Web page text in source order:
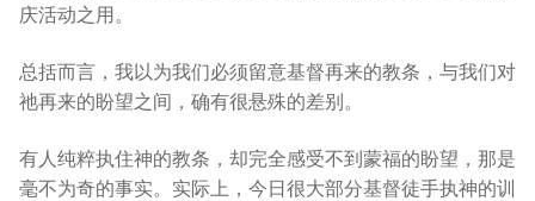
庆活动之用。
总括而言，我以为我们必须留意基督再来的教条，与我们对
祂再来的盼望之间，确有很悬殊的差别。
有人纯粹执住神的教条，却完全感受不到蒙福的盼望，那是
毫不为奇的事实。实际上，今日很大部分基督徒手执神的训